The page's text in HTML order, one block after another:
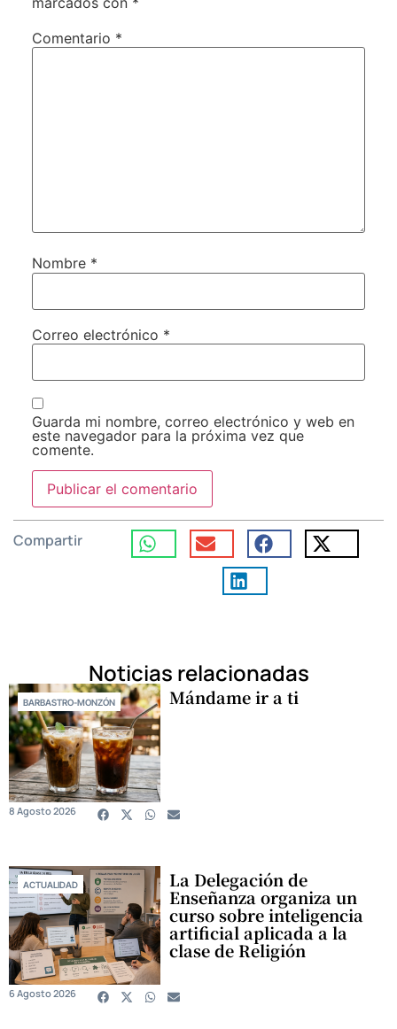
Comentario *
Nombre *
Correo electrónico *
Guarda mi nombre, correo electrónico y web en
este navegador para la próxima vez que
comente.
Compartir
Noticias relacionadas
BARBASTRO-MONZÓN Mándame ir a ti
8 Agosto 2026
ACTUALIDAD La Delegación de
Enseñanza organiza un
curso sobre inteligencia
artificial aplicada a la
clase de Religión
6 Agosto 2026